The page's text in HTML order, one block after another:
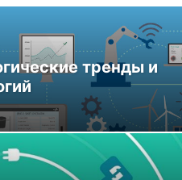
ФИНАНСЫ ФОТО
ФАКТЫ
тренды и